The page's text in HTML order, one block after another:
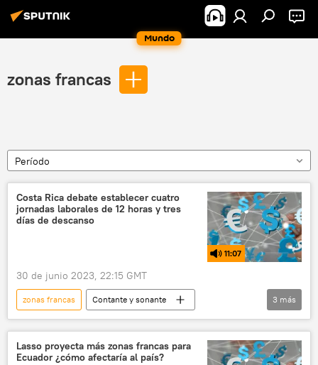
Mundo
zonas francas
Período
Costa Rica debate establecer cuatro
jornadas laborales de 12 horas y tres
días de descanso
11:07
30 de junio 2023, 22:15 GMT
zonas francas
Contante y sonante
Costa Rica
mercado de trabajo
mercado laboral
3 más
Lasso proyecta más zonas francas para
Ecuador ¿cómo afectaría al país?